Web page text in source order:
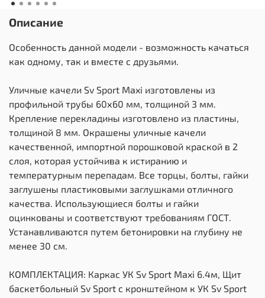
Описание
Особенность данной модели - возможность качаться
как одному, так и вместе с друзьями.
Уличные качели Sv Sport Maxi изготовлены из
профильной трубы 60х60 мм, толщиной 3 мм.
Крепление перекладины изготовлено из пластины,
толщиной 8 мм. Окрашены уличные качели
качественной, импортной порошковой краской в 2
слоя, которая устойчива к истиранию и
температурным перепадам. Все торцы, болты, гайки
заглушены пластиковыми заглушками отличного
качества. Использующиеся болты и гайки
оцинкованы и соответствуют требованиям ГОСТ.
Устанавливаются путем бетонировки на глубину не
менее 30 см.
КОМПЛЕКТАЦИЯ: Каркас УК Sv Sport Maxi 6.4м, Щит
баскетбольный Sv Sport c кронштейном к УК Sv Sport